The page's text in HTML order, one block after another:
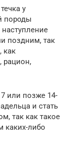
у
породы
поздним, так
как
рацион,
или позже 14-
и стать
так как такое
каких-либо